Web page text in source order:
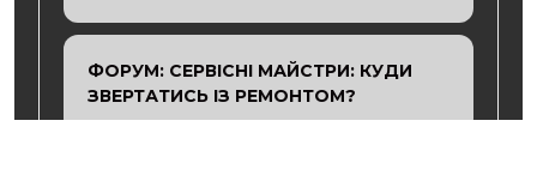
ФОРУМ: СЕРВІСНІ МАЙСТРИ: КУДИ
ЗВЕРТАТИСЬ ІЗ РЕМОНТОМ?